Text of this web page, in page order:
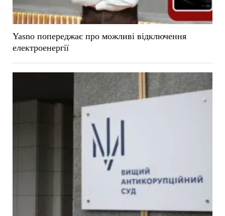
Yasno попереджає про можливі відключення
електроенергії